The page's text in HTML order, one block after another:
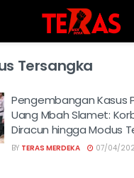
Tersangka
Pengembangan Kasus
Uang Mbah Slamet:
Diracun hingga Modus
BY TERAS MERDEKA 07/04/